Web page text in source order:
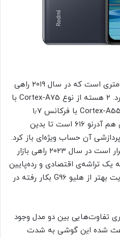
اسنپدراگون ۷۱۲ تراشه‌ای ۱۰ نانومتری است که در سال ۲۰۱۹ راهی
بازار شد و از ۸ هسته بهره می‌برد. ۲ هسته از نوع Cortex-A75 با
فرکانس ۲٫۳ و ۶ هسته از نوع Cortex-A55 با فرکانس ۱٫۷
گیگاهرتز. پردازنده‌ی گرافیکی آن هم آدرنو ۶۱۶ است تا بدین
آن حساب ویژه‌ای باز کرد.
از آن‌جایی هم که این گوشی قرار است در سال ۲۰۲۳ راهی بازار
۷۱۲ در واقع به یک تراشه‌‌ی اقتصادی و رده‌پایین
تبدیل خواهد شد. هرچند در نهایت بهتر از هلیو G96 بکار رفته در
تفاوت‌هایی بین دو مدل وجود
شده این گوشی به شدت